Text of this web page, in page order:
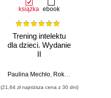
, Jacek Matulewski
książka ebook
Trening intelektu
dla dzieci. Wydanie
II
Paulina Mechło, Roksana Kosmala-Kwiatkowska
(21,64 zł najniższa cena z 30 dni)